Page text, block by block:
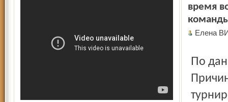
время
Елена
По данным оргкомитета, продажа билетов идет активно.